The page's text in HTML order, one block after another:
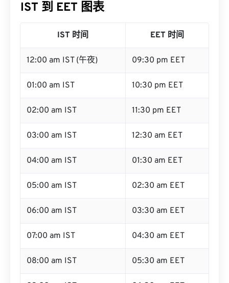
IST 到 EET 图表
IST 时间 EET 时间
12:00 am IST (午夜) 09:30 pm EET
01:00 am IST 10:30 pm EET
02:00 am IST 11:30 pm EET
03:00 am IST 12:30 am EET
04:00 am IST 01:30 am EET
05:00 am IST 02:30 am EET
06:00 am IST 03:30 am EET
07:00 am IST 04:30 am EET
08:00 am IST 05:30 am EET